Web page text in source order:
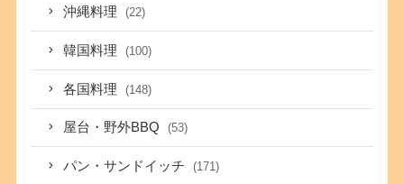
沖縄料理 (22)
韓国料理 (100)
各国料理 (148)
屋台・野外BBQ (53)
パン・サンドイッチ (171)